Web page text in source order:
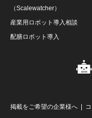
（Scalewatcher）
産業用ロボット導入相談
配膳ロボット導入
掲載をご希望の企業様へ